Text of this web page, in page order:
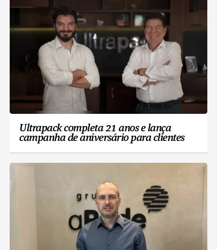
Ultrapack completa 21 anos e lança
campanha de aniversário para clientes